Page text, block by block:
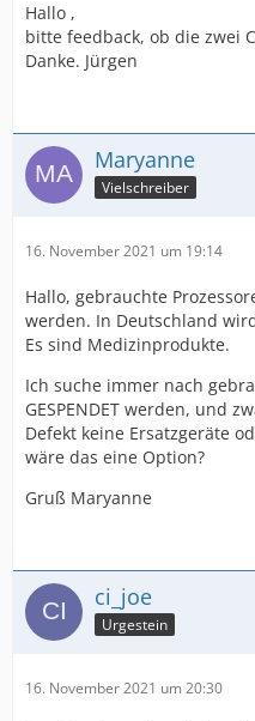
Hallo ,
bitte feedback, ob die zwei
Danke. Jürgen
Maryanne
Vielschreiber
16. November 2021 um 19:14
Hallo, gebrauchte
werden. In Deutschland
Es sind Medizinprodukte.
Ich suche immer nach
GESPENDET werden, und
Defekt keine Ersatzgeräte
wäre das eine Option?
Gruß Maryanne
ci_joe
Urgestein
16. November 2021 um 20:30